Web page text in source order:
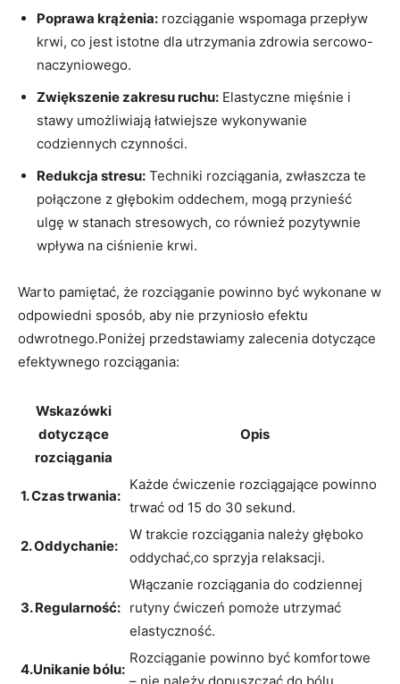
Poprawa krążenia: rozciąganie wspomaga przepływ
krwi, co jest istotne dla utrzymania zdrowia sercowo-
naczyniowego.
Zwiększenie zakresu ruchu: Elastyczne mięśnie i
stawy umożliwiają łatwiejsze wykonywanie
codziennych czynności.
Redukcja stresu: Techniki rozciągania, zwłaszcza te
połączone z głębokim oddechem, mogą przynieść
ulgę w stanach stresowych, co również pozytywnie
wpływa na ciśnienie krwi.
Warto pamiętać, że rozciąganie powinno być wykonane w
odpowiedni sposób, aby nie przyniosło efektu
odwrotnego.Poniżej przedstawiamy zalecenia dotyczące
efektywnego rozciągania:
Wskazówki
dotyczące
rozciągania
Opis
1. Czas trwania:
Każde ćwiczenie rozciągające powinno
trwać od 15 do 30 sekund.
2. Oddychanie:
W trakcie rozciągania należy głęboko
oddychać,co sprzyja relaksacji.
3. Regularność:
Włączanie rozciągania do codziennej
rutyny ćwiczeń pomoże utrzymać
elastyczność.
4.Unikanie bólu:
Rozciąganie powinno być komfortowe